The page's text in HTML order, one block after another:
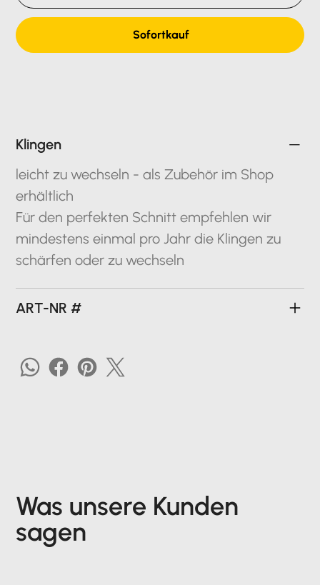
Sofortkauf
Klingen
leicht zu wechseln - als Zubehör im Shop
erhältlich
Für den perfekten Schnitt empfehlen wir
mindestens einmal pro Jahr die Klingen zu
schärfen oder zu wechseln
ART-NR #
Was unsere Kunden
sagen